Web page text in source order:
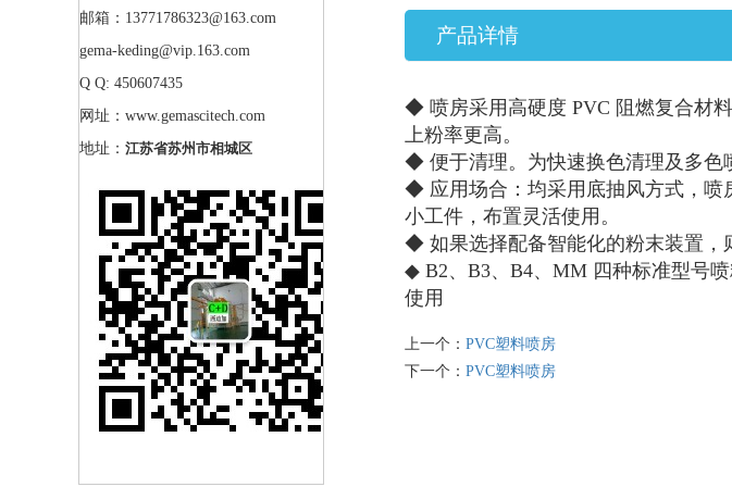
邮箱：13771786323@163.com
gema-keding@vip.163.com
Q Q: 450607435
网址：www.gemascitech.com
地址： 江苏省苏州市相城区
产品详情
◆ 喷房采用高硬度 PVC 阻燃复合材
上粉率更高。
◆ 便于清理。为快速换色清理及多色
◆ 应用场合：均采用底抽风方式，喷
小工件，布置灵活使用。
◆ 如果选择配备智能化的粉末装置，
◆ B2、B3、B4、MM 四种标准型号
使用
上一个： PVC塑料喷房
下一个： PVC塑料喷房